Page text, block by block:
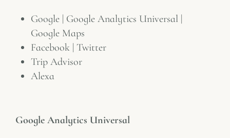
Google | Google Analytics Universal |
Google Maps
Facebook | Twitter
Trip Advisor
Alexa
Google Analytics Universal